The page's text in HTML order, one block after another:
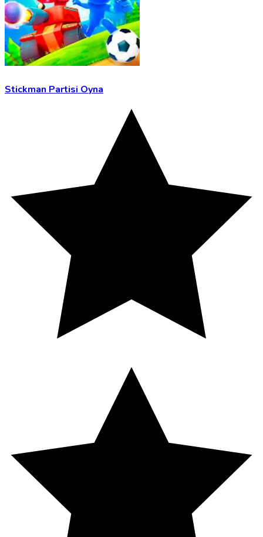
Stickman Partisi Oyna